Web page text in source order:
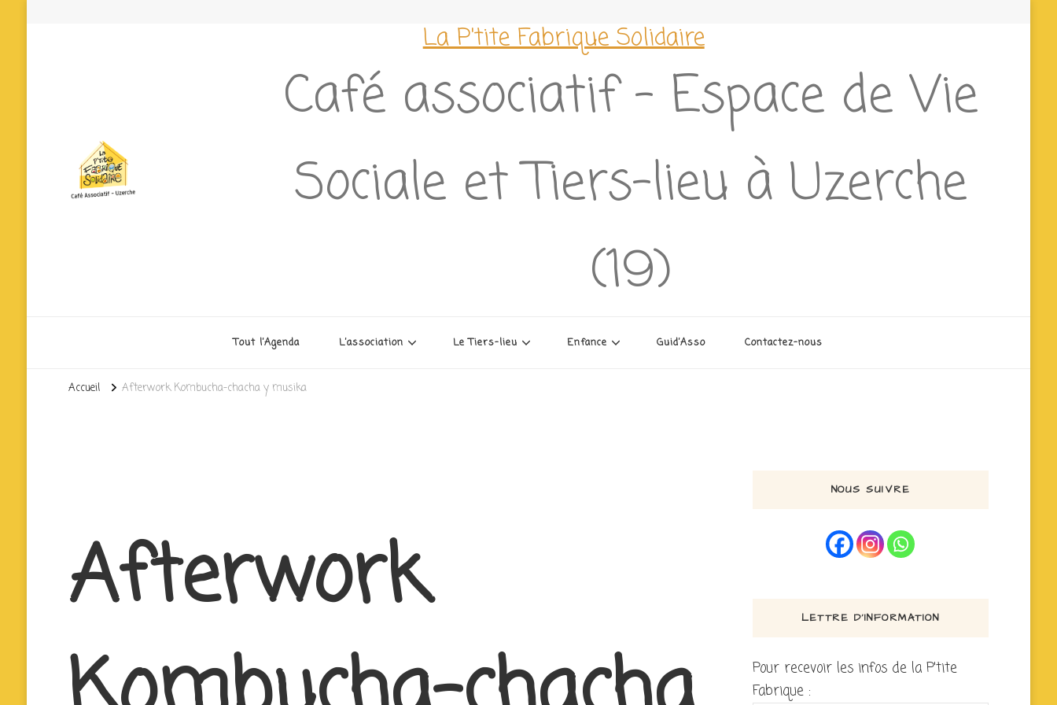
La P'tite Fabrique Solidaire
Café associatif – Espace de Vie
Sociale et Tiers-lieu à Uzerche
(19)
Tout l’Agenda L’association Le Tiers-lieu Enfance Guid’Asso Contactez-nous
Accueil Afterwork Kombucha-chacha y musika
Afterwork
NOUS SUIVRE
LETTRE D’INFORMATION
Pour recevoir les infos de la P'tite
Fabrique :